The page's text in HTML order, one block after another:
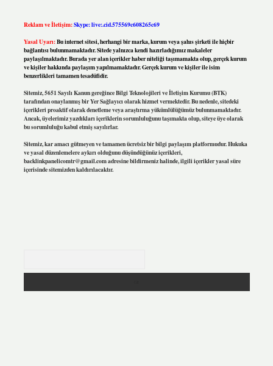
Reklam ve İletişim:Skype: live:.cid.575569c608265c69
Yasal Uyarı:Bu internet sitesi, herhangi bir marka, kurum veya şahıs şirketi ile hiçbir
bağlantısı bulunmamaktadır. Sitede yalnızca kendi hazırladığımız makaleler
paylaşılmaktadır. Burada yer alan içerikler haber niteliği taşımamakta olup, gerçek kurum
ve kişiler hakkında paylaşım yapılmamaktadır. Gerçek kurum ve kişiler ile isim
benzerlikleri tamamen tesadüfidir.
Sitemiz, 5651 Sayılı Kanun gereğince Bilgi Teknolojileri ve İletişim Kurumu (BTK)
tarafından onaylanmış bir Yer Sağlayıcı olarak hizmet vermektedir. Bu nedenle, sitedeki
içerikleri proaktif olarak denetleme veya araştırma yükümlülüğümüz bulunmamaktadır.
Ancak, üyelerimiz yazdıkları içeriklerin sorumluluğunu taşımakta olup, siteye üye olarak
bu sorumluluğu kabul etmiş sayılırlar.
Sitemiz, kar amacı gütmeyen ve tamamen ücretsiz bir bilgi paylaşım platformudur. Hukuka
ve yasal düzenlemelere aykırı olduğunu düşündüğünüz içerikleri,
backlinkpanelicomtr@gmail.comadresine bildirmeniz halinde, ilgili içerikler yasal süre
içerisinde sitemizden kaldırılacaktır.